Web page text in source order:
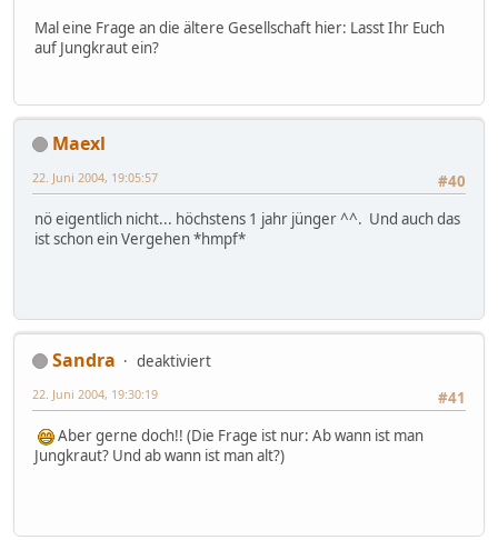
Mal eine Frage an die ältere Gesellschaft hier: Lasst Ihr Euch
auf Jungkraut ein?
Maexl
#40
22. Juni 2004, 19:05:57
nö eigentlich nicht... höchstens 1 jahr jünger ^^. Und auch das
ist schon ein Vergehen *hmpf*
Sandra
deaktiviert
#41
22. Juni 2004, 19:30:19
Aber gerne doch!! (Die Frage ist nur: Ab wann ist man
Jungkraut? Und ab wann ist man alt?)